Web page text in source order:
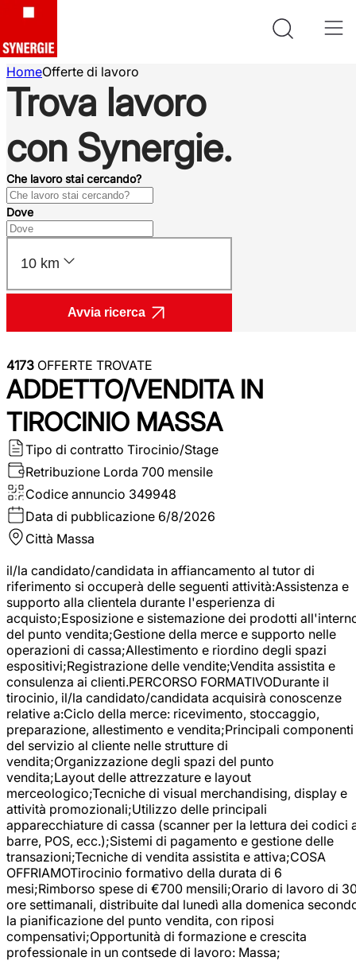
HomeOfferte di lavoro
Trova lavoro
con Synergie.
Che lavoro stai cercando?
Dove
10 km
Avvia ricerca
4173 OFFERTE TROVATE
ADDETTO/VENDITA IN
TIROCINIO MASSA
Tipo di contratto Tirocinio/Stage
Retribuzione Lorda 700 mensile
Codice annuncio 349948
Data di pubblicazione 6/8/2026
Città Massa
il/la candidato/candidata in affiancamento al tutor di
riferimento si occuperà delle seguenti attività:Assistenza e
supporto alla clientela durante l'esperienza di
acquisto;Esposizione e sistemazione dei prodotti
del punto vendita;Gestione della merce e supporto nelle
operazioni di cassa;Allestimento e riordino degli spazi
espositivi;Registrazione delle vendite;Vendita assistita e
consulenza ai clienti.PERCORSO FORMATIVODurante il
tirocinio, il/la candidato/candidata acquisirà conoscenze
relative a:Ciclo della merce: ricevimento, stoccaggio,
preparazione, allestimento e vendita;Principali componenti
del servizio al cliente nelle strutture di
vendita;Organizzazione degli spazi del punto
vendita;Layout delle attrezzature e layout
merceologico;Tecniche di visual merchandising, display e
attività promozionali;Utilizzo delle principali
apparecchiature di cassa (scanner per la lettura dei codici
barre, POS, ecc.);Sistemi di pagamento e gestione delle
transazioni;Tecniche di vendita assistita e attiva;COSA
OFFRIAMOTirocinio formativo della durata di 6
mesi;Rimborso spese di €700 mensili;Orario di lavoro di
ore settimanali, distribuite dal lunedì alla domenica
la pianificazione del punto vendita, con riposi
compensativi;Opportunità di formazione e crescita
professionale in un contsede di lavoro: Massa;